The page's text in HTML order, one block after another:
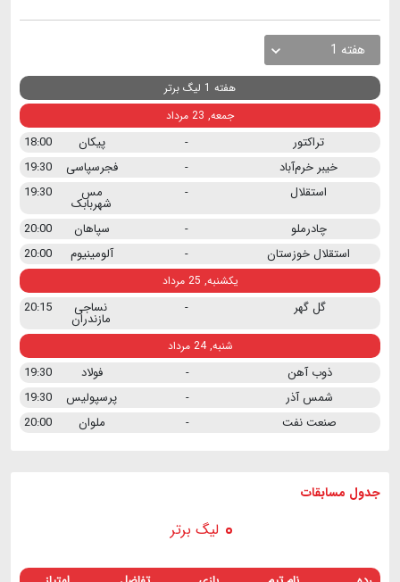
هفته 1
هفته 1 لیگ برتر
جمعه, 23 مرداد
تراکتور - پیکان
18:00
خیبر خرم‌آباد
- فجرسپاسی
19:30
استقلال
- مس
شهربابک
19:30
چادرملو
- سپاهان
20:00
استقلال خوزستان
- آلومینیوم 20:00
یکشنبه, 25 مرداد
گل گهر - نساجی
مازندران
20:15
شنبه, 24 مرداد
ذوب آهن - فولاد
19:30
شمس آذر
- پرسپولیس
19:30
صنعت نفت
- ملوان 20:00
جدول مسابقات
لیگ برتر